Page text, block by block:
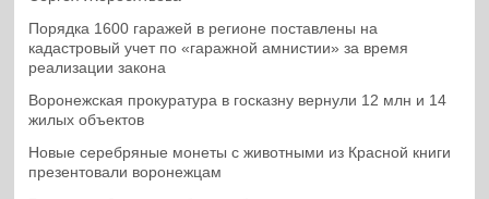
Порядка 1600 гаражей в регионе поставлены на
кадастровый учет по «гаражной амнистии» за время
реализации закона
Воронежская прокуратура в госказну вернули 12 млн и 14
жилых объектов
Новые серебряные монеты с животными из Красной книги
презентовали воронежцам